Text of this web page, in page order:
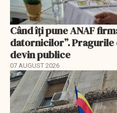
Când îți pune ANAF
datornicilor”. Pragurile
devin publice
07 AUGUST 2026